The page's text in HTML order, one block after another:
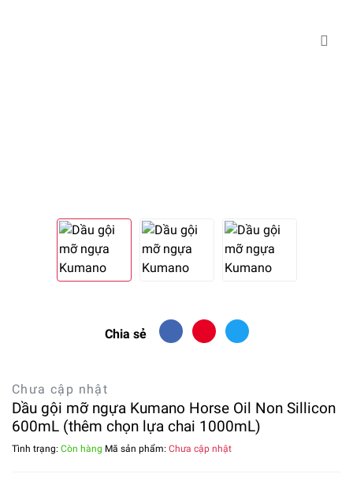
Chia sẻ
Chưa cập nhật
Dầu gội mỡ ngựa Kumano Horse Oil Non Sillicon
600mL (thêm chọn lựa chai 1000mL)
Tình trạng: Còn hàng Mã sản phẩm: Chưa cập nhật